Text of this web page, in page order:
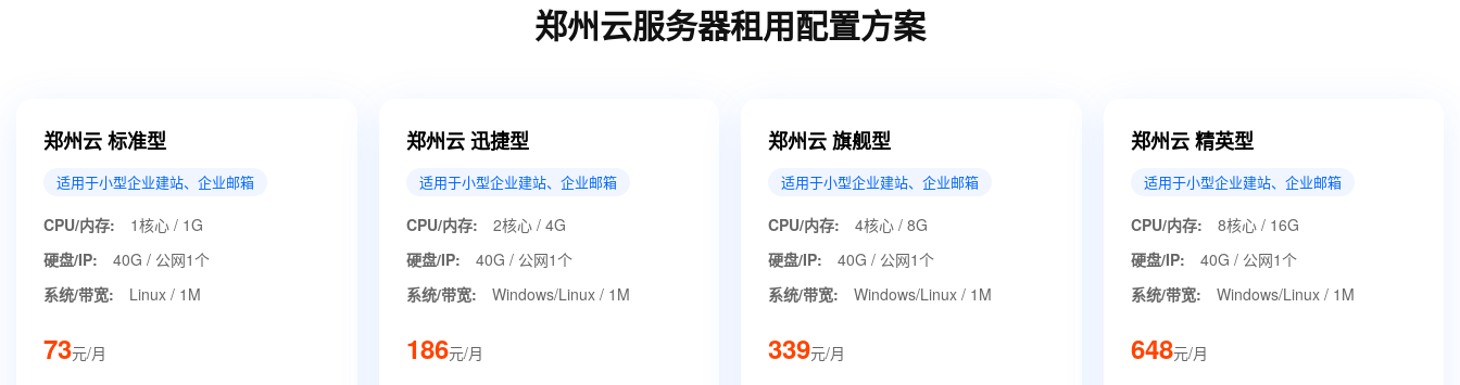
郑州云服务器租用配置方案
郑州云 标准型
适用于小型企业建站、企业邮箱
CPU/内存:
1核心 / 1G
硬盘/IP:
40G / 公网1个
系统/带宽:
Linux / 1M
73元/月
郑州云 迅捷型
适用于小型企业建站、企业邮箱
CPU/内存:
2核心 / 4G
硬盘/IP:
40G / 公网1个
系统/带宽:
Windows/Linux / 1M
186元/月
郑州云 旗舰型
适用于小型企业建站、企业邮箱
CPU/内存:
4核心 / 8G
硬盘/IP:
40G / 公网1个
系统/带宽:
Windows/Linux / 1M
339元/月
郑州云 精英型
适用于小型企业建站、企业邮箱
CPU/内存:
8核心 / 16G
硬盘/IP:
40G / 公网1个
系统/带宽:
Windows/Linux / 1M
648元/月